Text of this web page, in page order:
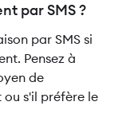
par SMS ?
par SMS si
Pensez à
de
s'il préfère le